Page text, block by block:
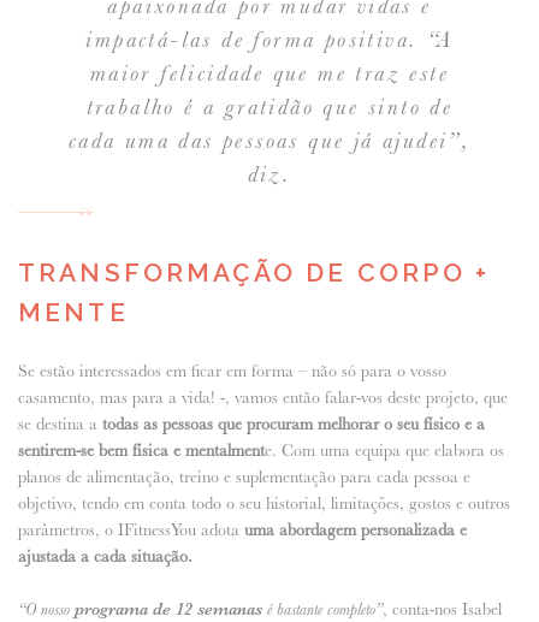
impactá-las de forma positiva. “A
maior felicidade que me traz este
trabalho é a gratidão que sinto de
cada uma das pessoas que já ajudei”,
diz.
TRANSFORMAÇÃO DE CORPO +
MENTE
Se estão interessados em ficar em forma – não só para o vosso
casamento, mas para a vida! -, vamos então falar-vos deste projeto, que
se destina a todas as pessoas que procuram melhorar o seu físico e a
sentirem-se bem física e mentalmente. Com uma equipa que elabora os
planos de alimentação, treino e suplementação para cada pessoa e
objetivo, tendo em conta todo o seu historial, limitações, gostos e outros
parâmetros, o IFitnessYou adota uma abordagem personalizada e
ajustada a cada situação.
“O nosso programa de 12 semanas é bastante completo”, conta-nos Isabel